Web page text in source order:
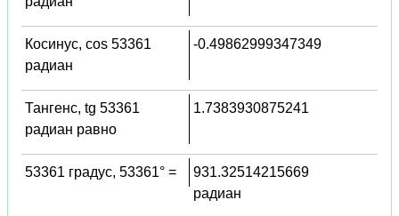
Косинус, cos 53361
радиан
-0.49862999347349
Тангенс, tg 53361
радиан равно
1.7383930875241
53361 градус, 53361° =
931.32514215669
радиан